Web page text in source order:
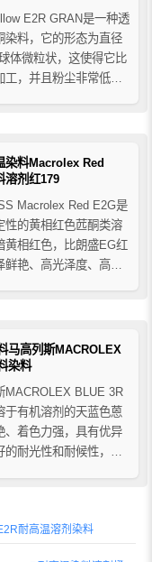
E2R GRAN是一种透
染料，它的形态为直径
体微粒状，这使得它比
，并且粉尘非常低，
用电器、包装、聚酯
染料Macrolex Red
溶剂红179
Macrolex Red E2G是
性的黄相红色苉酮类溶
黄相红色，比朗盛EG红
艳、高光泽度、高着
电气设备外壳、PET瓶
马高列斯MACROLEX
染料
MACROLEX BLUE 3R
于有机溶剂的天蓝色蒽
、着色力强，具有优异
的耐光性和耐候性，朗
，也可用于色母粒、
耐高温溶剂染料